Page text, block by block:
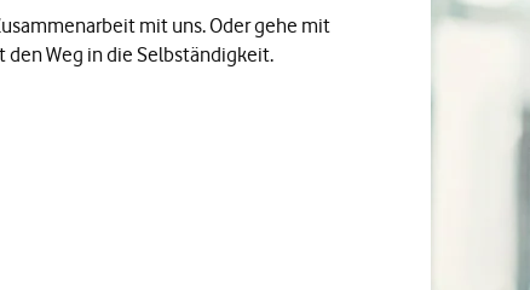
mit uns. Oder gehe mit
Weg in die Selbständigkeit.